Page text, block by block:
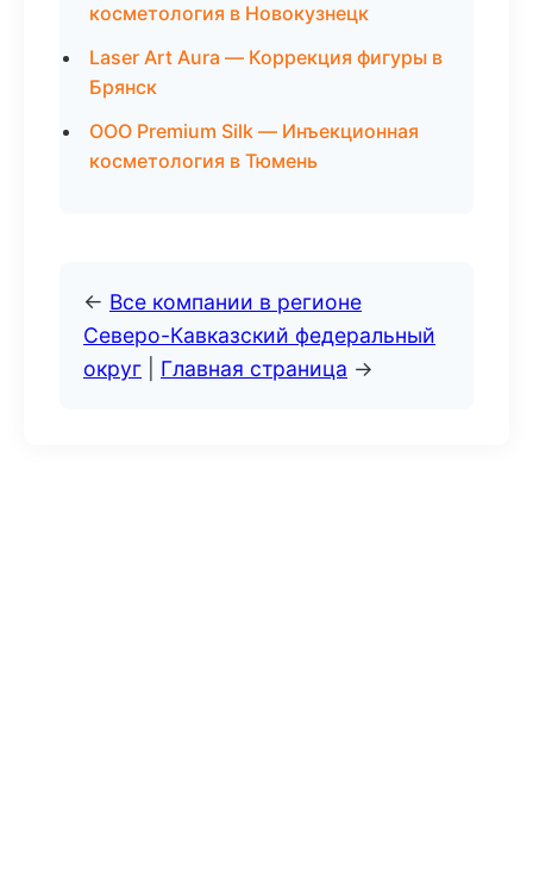
косметология в Новокузнецк
Laser Art Aura — Коррекция фигуры в
Брянск
ООО Premium Silk — Инъекционная
косметология в Тюмень
← Все компании в регионе
Северо-Кавказский федеральный
округ
Главная страница →